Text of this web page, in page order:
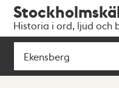
navigationen
huvudinnehållet
Historia i ord, ljud och
Sök